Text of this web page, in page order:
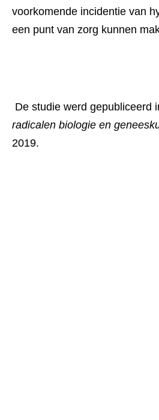
voorkomende incidentie van
een punt van zorg kunnen
De studie werd gepubliceerd
radicalen biologie en
2019.